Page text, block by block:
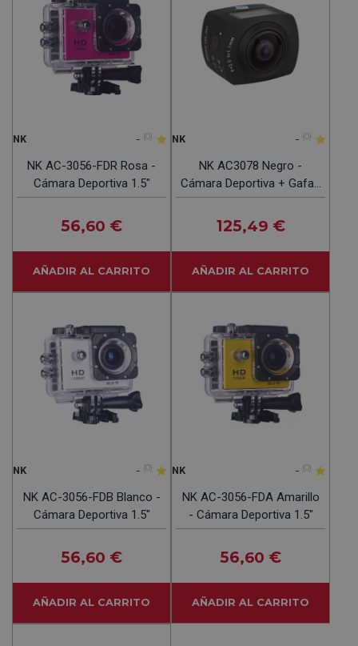
NK - (0)
NK AC-3056-FDR Rosa -
Cámara Deportiva 1.5"
56,60 €
AÑADIR AL CARRITO
NK - (0)
NK AC3078 Negro -
Cámara Deportiva + Gafas
VR
125,49 €
AÑADIR AL CARRITO
NK - (0)
NK AC-3056-FDB Blanco -
Cámara Deportiva 1.5"
56,60 €
AÑADIR AL CARRITO
NK - (0)
NK AC-3056-FDA Amarillo
- Cámara Deportiva 1.5"
56,60 €
AÑADIR AL CARRITO